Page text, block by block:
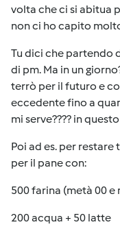
volta che ci si abitua
non ci ho capito
Tu dici che partendo
di pm. Ma in un
terrò per il futuro e
eccedente fino a
mi serve???? in
Poi ad es. per restare
per il pane con:
500 farina (metà 00
200 acqua + 50 latte